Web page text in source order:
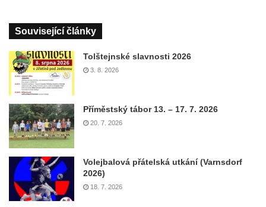
Související články
Tolštejnské slavnosti 2026
3. 8. 2026
Příměstský tábor 13. – 17. 7. 2026
20. 7. 2026
Volejbalová přátelská utkání (Varnsdorf
2026)
18. 7. 2026